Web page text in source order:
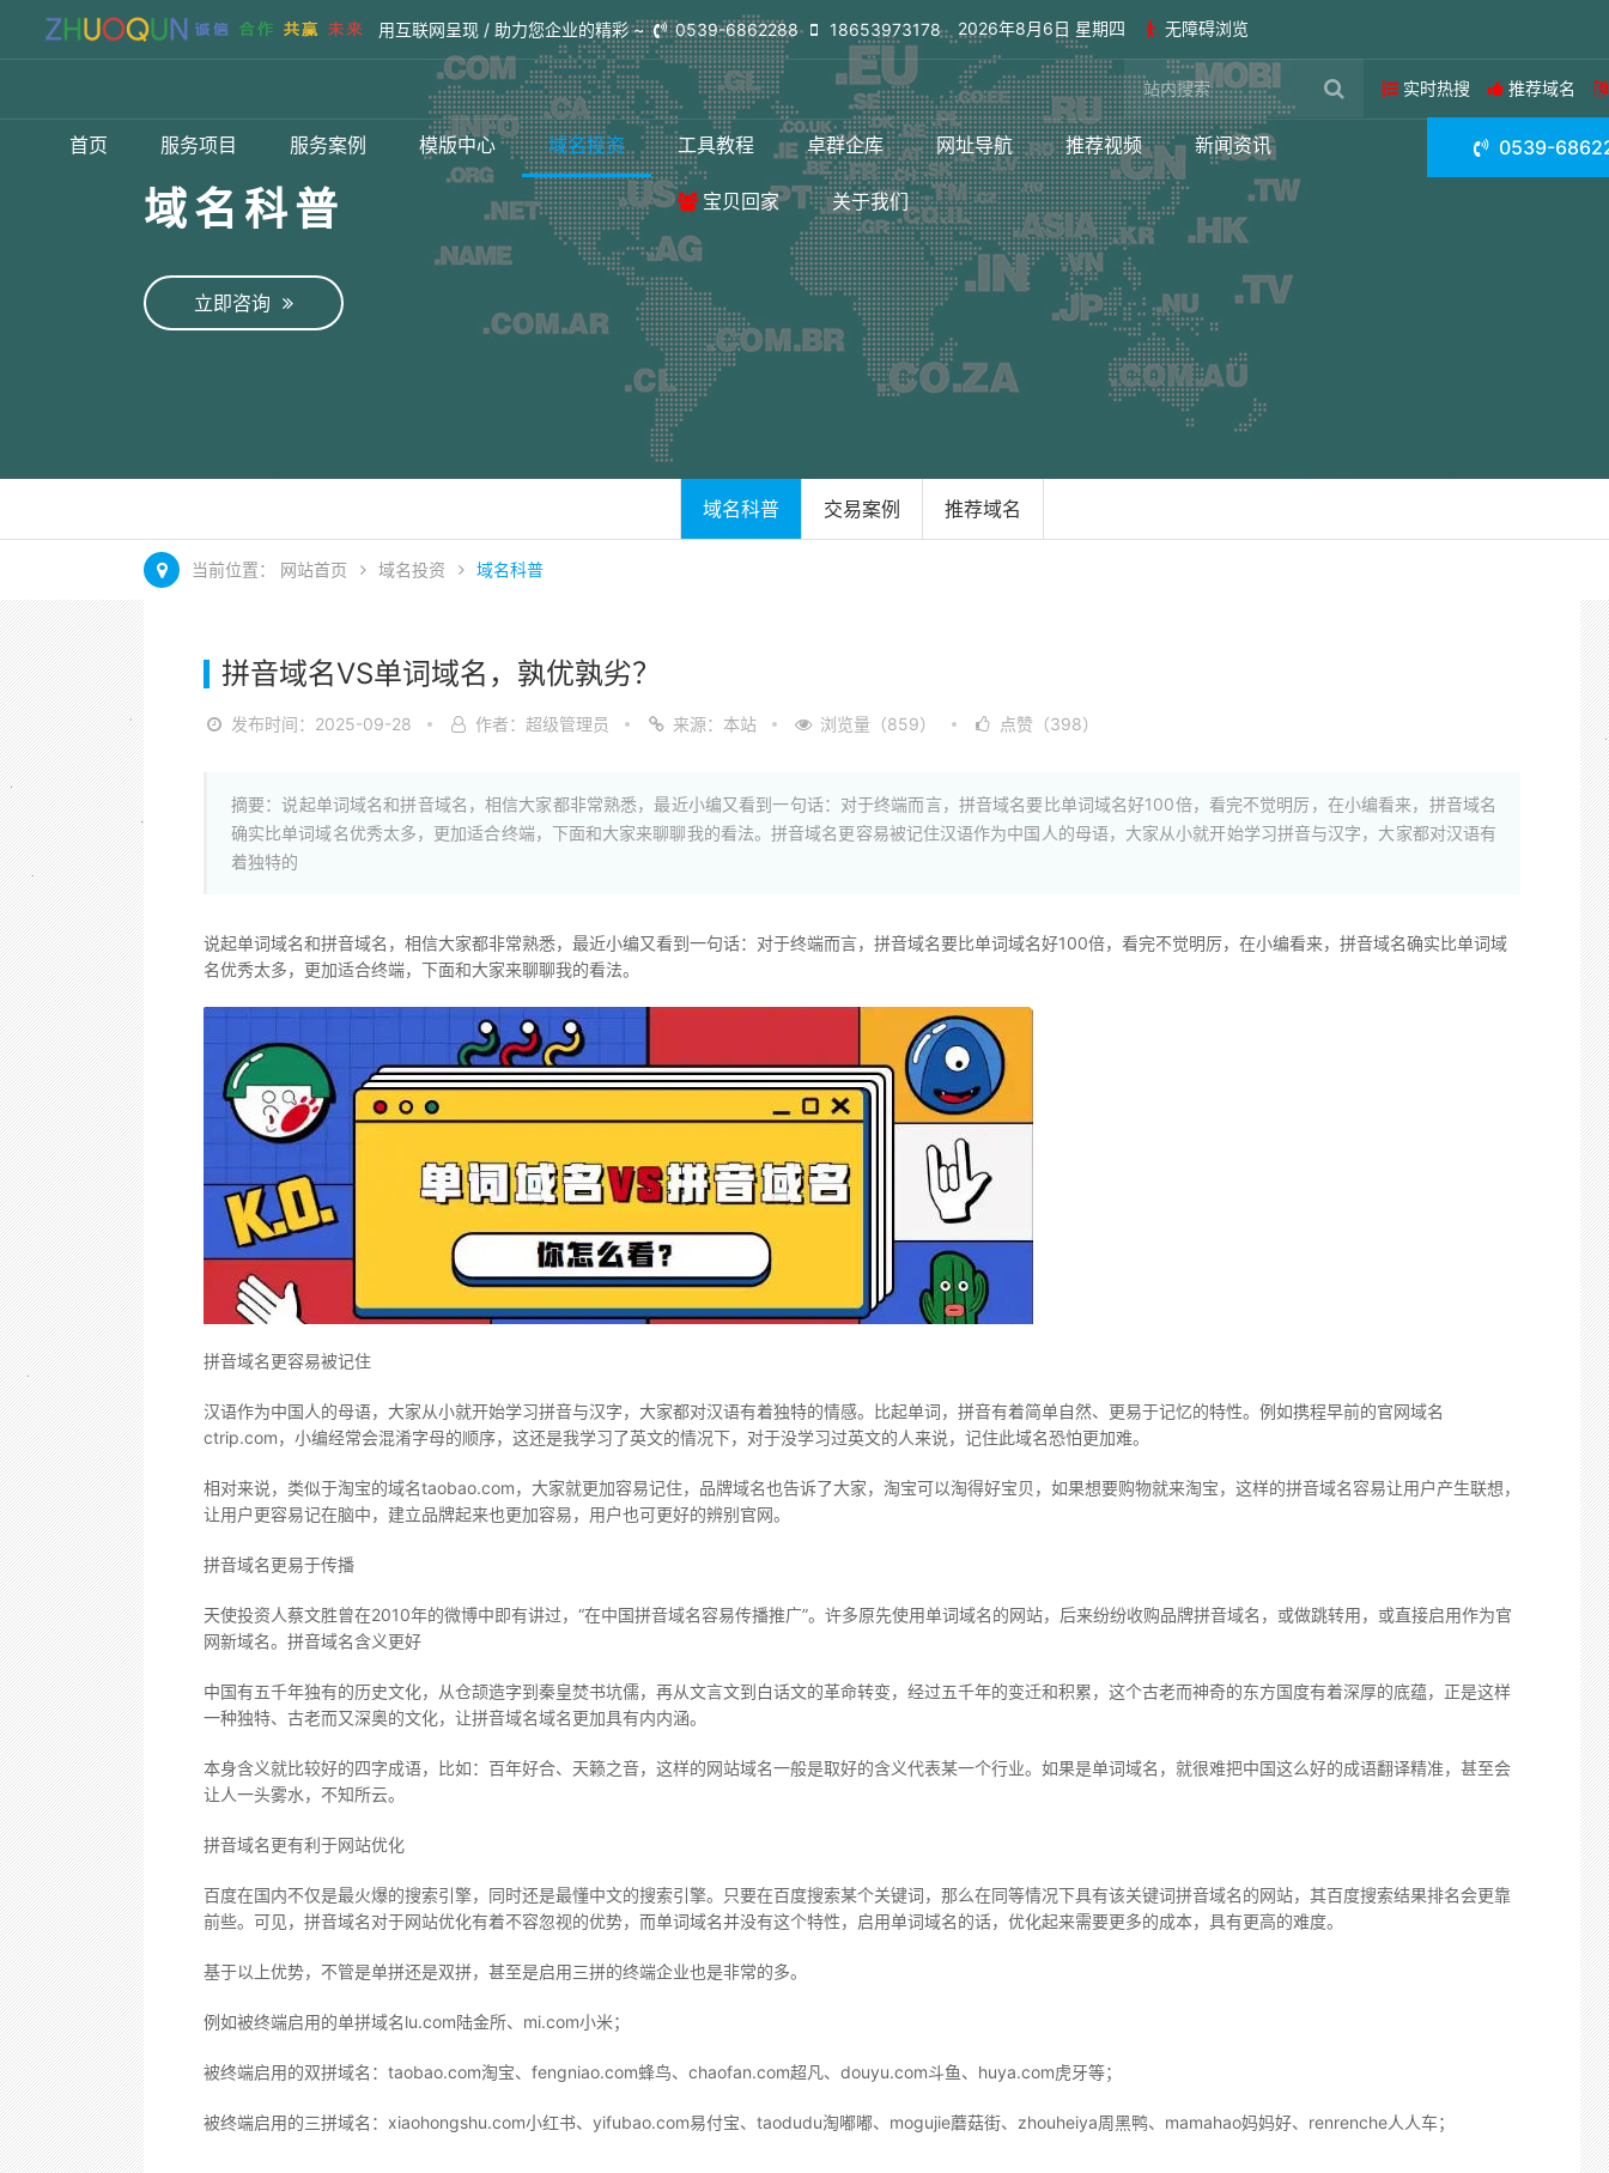
用互联网呈现 / 助力您企业的精彩 ~ 0539-6862288 18653973178 2026年8月6日 星期四 无障碍浏览
实时热搜 推荐域名
首页 服务项目 服务案例 模版中心 域名投资 工具教程 卓群企库 网址导航 推荐视频 新闻资讯
宝贝回家 关于我们
0539-
域名科普
立即咨询
域名科普 交易案例 推荐域名
当前位置： 网站首页 域名投资 域名科普
拼音域名VS单词域名，孰优孰劣？
发布时间：2025-09-28 作者：超级管理员 来源：本站 浏览量（859） 点赞（398）
摘要：说起单词域名和拼音域名，相信大家都非常熟悉，最近小编又看到一句话：对于终端而言，拼音域名要比单词域名好100倍，看完不觉明厉，在小编看来，拼音域名
确实比单词域名优秀太多，更加适合终端，下面和大家来聊聊我的看法。拼音域名更容易被记住汉语作为中国人的母语，大家从小就开始学习拼音与汉字，大家都对汉语有
着独特的
说起单词域名和拼音域名，相信大家都非常熟悉，最近小编又看到一句话：对于终端而言，拼音域名要比单词域名好100倍，看完不觉明厉，在小编看来，拼音域名确实比单词域
名优秀太多，更加适合终端，下面和大家来聊聊我的看法。
拼音域名更容易被记住
汉语作为中国人的母语，大家从小就开始学习拼音与汉字，大家都对汉语有着独特的情感。比起单词，拼音有着简单自然、更易于记忆的特性。例如携程早前的官网域名
ctrip.com，小编经常会混淆字母的顺序，这还是我学习了英文的情况下，对于没学习过英文的人来说，记住此域名恐怕更加难。
相对来说，类似于淘宝的域名taobao.com，大家就更加容易记住，品牌域名也告诉了大家，淘宝可以淘得好宝贝，如果想要购物就来淘宝，这样的拼音域名容易让用户产生联想，
让用户更容易记在脑中，建立品牌起来也更加容易，用户也可更好的辨别官网。
拼音域名更易于传播
天使投资人蔡文胜曾在2010年的微博中即有讲过，“在中国拼音域名容易传播推广”。许多原先使用单词域名的网站，后来纷纷收购品牌拼音域名，或做跳转用，或直接启用作为官
网新域名。拼音域名含义更好
中国有五千年独有的历史文化，从仓颉造字到秦皇焚书坑儒，再从文言文到白话文的革命转变，经过五千年的变迁和积累，这个古老而神奇的东方国度有着深厚的底蕴，正是这样
一种独特、古老而又深奥的文化，让拼音域名域名更加具有内内涵。
本身含义就比较好的四字成语，比如：百年好合、天籁之音，这样的网站域名一般是取好的含义代表某一个行业。如果是单词域名，就很难把中国这么好的成语翻译精准，甚至会
让人一头雾水，不知所云。
拼音域名更有利于网站优化
百度在国内不仅是最火爆的搜索引擎，同时还是最懂中文的搜索引擎。只要在百度搜索某个关键词，那么在同等情况下具有该关键词拼音域名的网站，其百度搜索结果排名会更靠
前些。可见，拼音域名对于网站优化有着不容忽视的优势，而单词域名并没有这个特性，启用单词域名的话，优化起来需要更多的成本，具有更高的难度。
基于以上优势，不管是单拼还是双拼，甚至是启用三拼的终端企业也是非常的多。
例如被终端启用的单拼域名lu.com陆金所、mi.com小米；
被终端启用的双拼域名：taobao.com淘宝、fengniao.com蜂鸟、chaofan.com超凡、douyu.com斗鱼、huya.com虎牙等；
被终端启用的三拼域名：xiaohongshu.com小红书、yifubao.com易付宝、taodudu淘嘟嘟、mogujie蘑菇街、zhouheiya周黑鸭、mamahao妈妈好、renrenche人人车；